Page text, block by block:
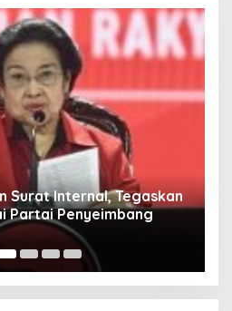
Surat Internal, Tegaskan
Partai Penyeimbang